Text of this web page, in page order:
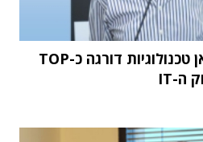
מחקר STKI השנתי: וואן טכנולוגיות דורגה כ-TOP